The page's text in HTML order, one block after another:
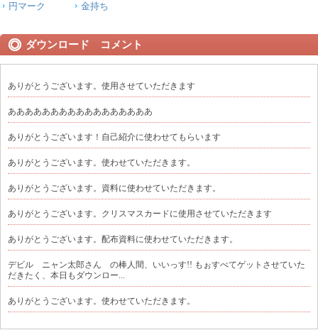
円マーク
金持ち
ダウンロード コメント
ありがとうございます。使用させていただきます
あああああああああああああああああ
ありがとうございます！自己紹介に使わせてもらいます
ありがとうございます。使わせていただきます。
ありがとうございます。資料に使わせていただきます。
ありがとうございます。クリスマスカードに使用させていただきます
ありがとうございます。配布資料に使わせていただきます。
デビル ニャン太郎さん の棒人間、いいっす!! もぉすべてゲットさせていた
だきたく、本日もダウンロー...
ありがとうございます。使わせていただきます。